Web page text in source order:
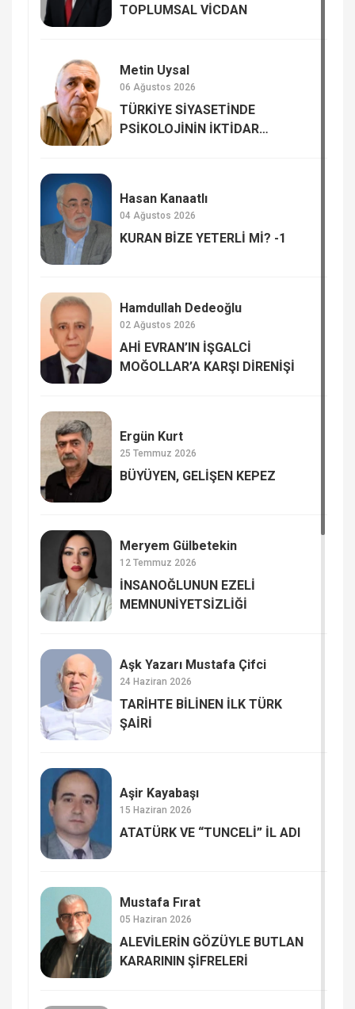
TOPLUMSAL VİCDAN
Metin Uysal
06 Ağustos 2026
TÜRKİYE SİYASETİNDE
PSİKOLOJİNİN İKTİDAR
Hasan Kanaatlı
04 Ağustos 2026
KURAN BİZE YETERLİ Mİ? -1
Hamdullah Dedeoğlu
02 Ağustos 2026
AHİ EVRAN’IN İŞGALCİ
MOĞOLLAR’A KARŞI DİRENİŞİ
Ergün Kurt
25 Temmuz 2026
BÜYÜYEN, GELİŞEN KEPEZ
Meryem Gülbetekin
12 Temmuz 2026
İNSANOĞLUNUN EZELİ
MEMNUNİYETSİZLİĞİ
Aşk Yazarı Mustafa Çifci
24 Haziran 2026
TARİHTE BİLİNEN İLK TÜRK
ŞAİRİ
Aşir Kayabaşı
15 Haziran 2026
ATATÜRK VE “TUNCELİ” İL ADI
Mustafa Fırat
05 Haziran 2026
ALEVİLERİN GÖZÜYLE BUTLAN
KARARININ ŞİFRELERİ